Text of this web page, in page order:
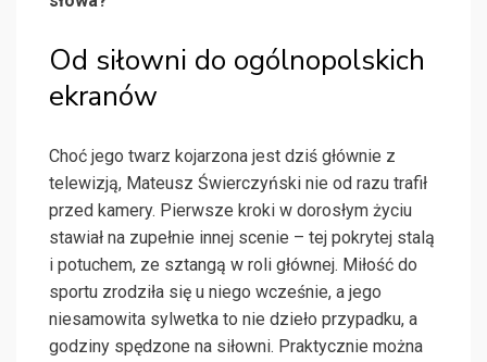
Od siłowni do ogólnopolskich
ekranów
Choć jego twarz kojarzona jest dziś głównie z
telewizją, Mateusz Świerczyński nie od razu trafił
przed kamery. Pierwsze kroki w dorosłym życiu
stawiał na zupełnie innej scenie – tej pokrytej stalą
i potuchem, ze sztangą w roli głównej. Miłość do
sportu zrodziła się u niego wcześnie, a jego
niesamowita sylwetka to nie dzieło przypadku, a
godziny spędzone na siłowni. Praktycznie można